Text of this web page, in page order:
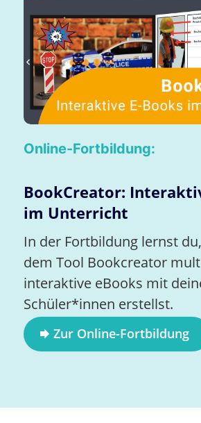
Online-Fortbildung:
BookCreator:
im Unterricht
In der Fortbildung lernst
dem Tool Bookcreator
interaktive eBooks mit
Schüler*innen erstellst.
Zur Online-Fortbildung